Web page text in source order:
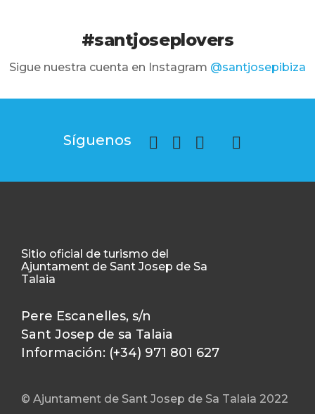
#santjoseplovers
Sigue nuestra cuenta en Instagram @santjosepibiza
Síguenos
Sitio oficial de turismo del
Ajuntament de Sant Josep de Sa
Talaia
Pere Escanelles, s/n
Sant Josep de sa Talaia
Información: (+34) 971 801 627
© Ajuntament de Sant Josep de Sa Talaia 2022